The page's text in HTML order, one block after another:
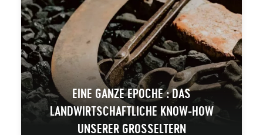
EINE GANZE EPOCHE : DAS
LANDWIRTSCHAFTLICHE KNOW-HOW
UNSERER GROSSELTERN